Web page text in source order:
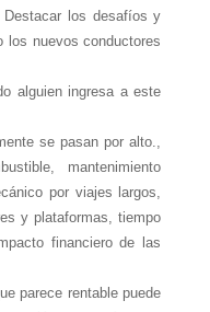
Destacar los desafíos y
los nuevos conductores
alguien ingresa a este
se pasan por alto.,
mantenimiento
por viajes largos,
y plataformas, tiempo
financiero de las
parece rentable puede